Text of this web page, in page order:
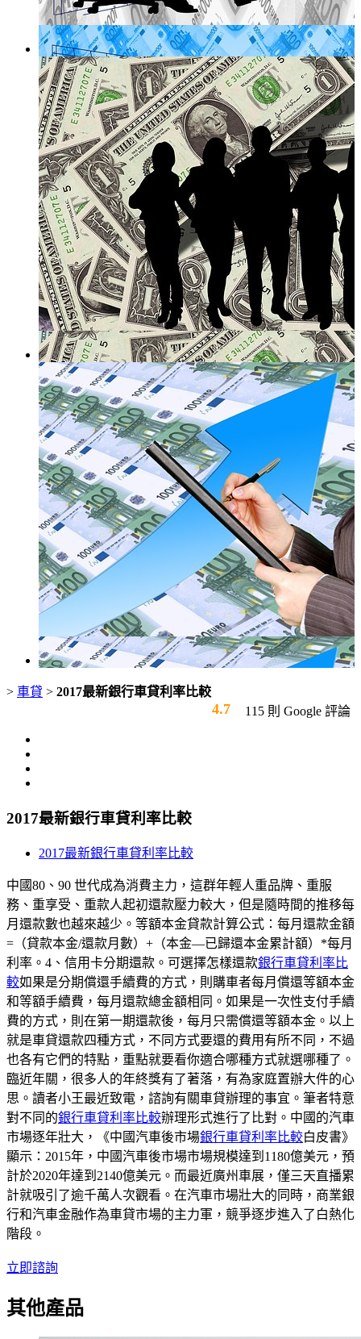
> 車貸 > 2017最新銀行車貸利率比較
4.7 115 則 Google 評論
2017最新銀行車貸利率比較
2017最新銀行車貸利率比較
中國80、90 世代成為消費主力，這群年輕人重品牌、重服
務、重享受、重款人起初還款壓力較大，但是隨時間的推移每
月還款數也越來越少。等額本金貸款計算公式：每月還款金額
=（貸款本金/還款月數）+（本金—已歸還本金累計額）*每月
利率。4、信用卡分期還款。可選擇怎樣還款銀行車貸利率比
較如果是分期償還手續費的方式，則購車者每月償還等額本金
和等額手續費，每月還款總金額相同。如果是一次性支付手續
費的方式，則在第一期還款後，每月只需償還等額本金。以上
就是車貸還款四種方式，不同方式要還的費用有所不同，不過
也各有它們的特點，重點就要看你適合哪種方式就選哪種了。
臨近年關，很多人的年終獎有了著落，有為家庭置辦大件的心
思。讀者小王最近致電，諮詢有關車貸辦理的事宜。筆者特意
對不同的銀行車貸利率比較辦理形式進行了比對。中國的汽車
市場逐年壯大，《中國汽車後市場銀行車貸利率比較白皮書》
顯示：2015年，中國汽車後市場市場規模達到1180億美元，預
計於2020年達到2140億美元。而最近廣州車展，僅三天直播累
計就吸引了逾千萬人次觀看。在汽車市場壯大的同時，商業銀
行和汽車金融作為車貸市場的主力軍，競爭逐步進入了白熱化
階段。
立即諮詢
其他產品